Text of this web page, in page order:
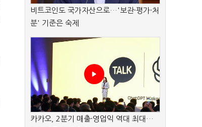
비트코인도 국가자산으로…'보관·평가·처
분' 기준은 숙제
카카오, 2분기 매출·영업익 역대 최대…